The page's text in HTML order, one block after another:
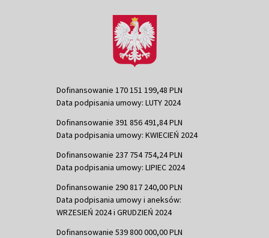
Dofinansowanie 170 151 199,48 PLN
Data podpisania umowy: LUTY 2024
Dofinansowanie 391 856 491,84 PLN
Data podpisania umowy: KWIECIEŃ 2024
Dofinansowanie 237 754 754,24 PLN
Data podpisania umowy: LIPIEC 2024
Dofinansowanie 290 817 240,00 PLN
Data podpisania umowy i aneksów:
WRZESIEŃ 2024 i GRUDZIEŃ 2024
Dofinansowanie 539 800 000,00 PLN